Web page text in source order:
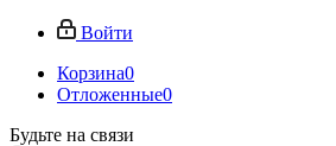
Войти
Корзина0
Отложенные0
Будьте на связи